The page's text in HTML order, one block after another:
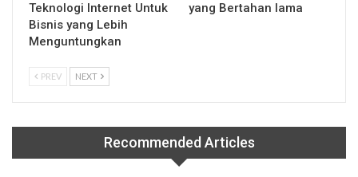
Teknologi Internet Untuk
Bisnis yang Lebih
Menguntungkan
yang Bertahan lama
PREV NEXT
Recommended Articles